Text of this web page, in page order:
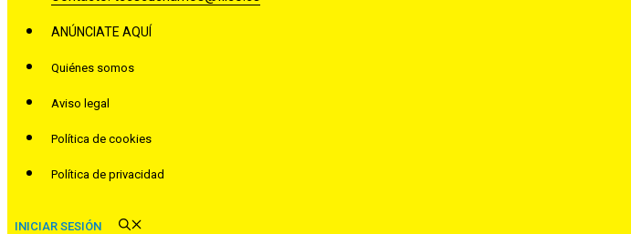
ANÚNCIATE AQUÍ
Quiénes somos
Aviso legal
Política de cookies
Política de privacidad
INICIAR SESIÓN